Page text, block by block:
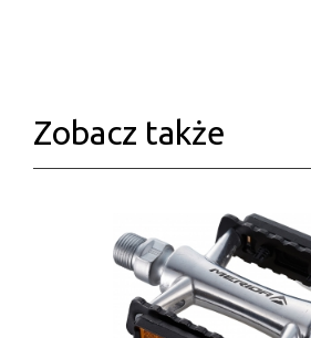
Zobacz także